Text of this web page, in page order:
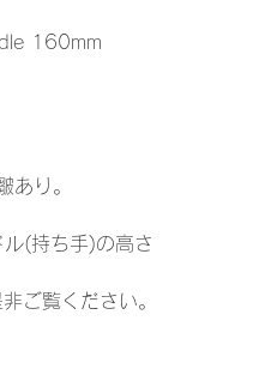
160mm
り。
(持ち手)の高さ
ご覧ください。